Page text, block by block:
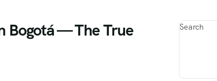
Bogotá — The True
Search